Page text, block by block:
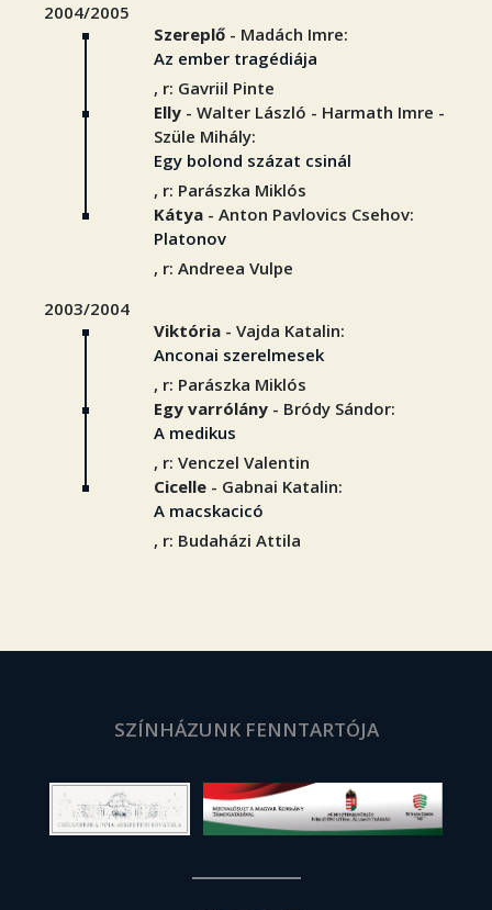
2004/2005
Szereplő - Madách Imre:
Az ember tragédiája
, r: Gavriil Pinte
Elly - Walter László - Harmath Imre -
Szüle Mihály:
Egy bolond százat csinál
, r: Parászka Miklós
Kátya - Anton Pavlovics Csehov:
Platonov
, r: Andreea Vulpe
2003/2004
Viktória - Vajda Katalin:
Anconai szerelmesek
, r: Parászka Miklós
Egy varrólány - Bródy Sándor:
A medikus
, r: Venczel Valentin
Cicelle - Gabnai Katalin:
A macskacicó
, r: Budaházi Attila
SZÍNHÁZUNK FENNTARTÓJA